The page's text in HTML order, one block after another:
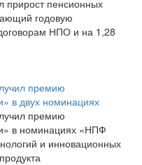
прирост пенсионных
годовую
НПО и на 1,28
премию
в двух номинациях
премию
в номинациях «НПФ
и инновационных